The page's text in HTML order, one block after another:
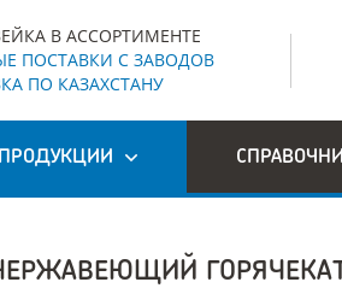
В АССОРТИМЕНТЕ
ПОСТАВКИ С ЗАВОДОВ
ПО КАЗАХСТАНУ